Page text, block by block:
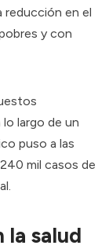
reducción en el
y con
lo largo de un
puso a las
mil casos de
la salud